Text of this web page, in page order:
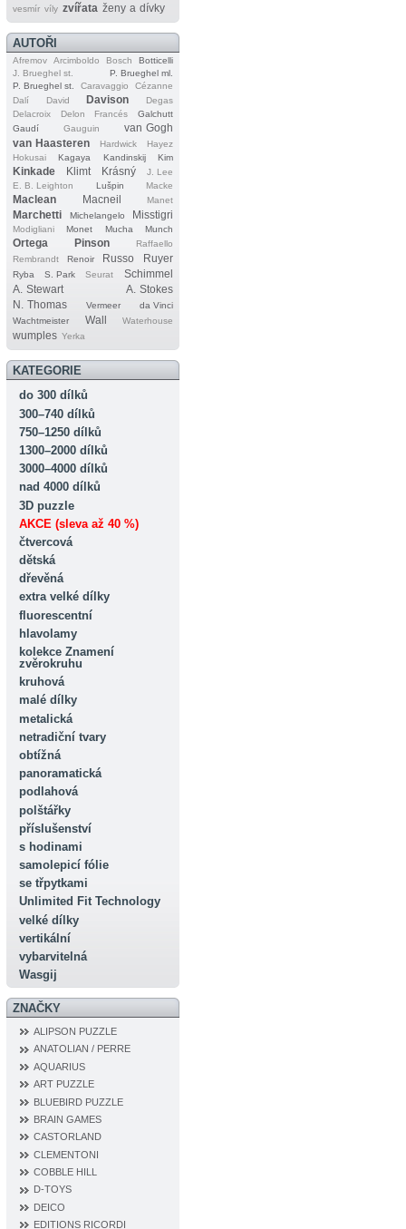
vesmír víly zvířata ženy a dívky
AUTOŘI
Afremov Arcimboldo Bosch
Botticelli
J. Brueghel st.
P. Brueghel ml.
P. Brueghel st.
Caravaggio
Cézanne
Dalí
David Davison
Degas
Delacroix
Delon Francés
Galchutt
Gaudí
Gauguin
van Gogh
van Haasteren
Hardwick
Hayez
Hokusai
Kagaya Kandinskij Kim
Kinkade Klimt Krásný
J. Lee
E. B. Leighton
Lušpin Macke
Maclean Macneil Manet
Marchetti Michelangelo Misstigri
Modigliani Monet Mucha Munch
Ortega Pinson
Raffaello
Rembrandt
Renoir Russo Ruyer
Ryba S. Park Seurat
Schimmel
A. Stewart
A. Stokes
N. Thomas
Vermeer
da Vinci
Wachtmeister
Wall Waterhouse
wumples Yerka
KATEGORIE
do 300 dílků
300–740 dílků
750–1250 dílků
1300–2000 dílků
3000–4000 dílků
nad 4000 dílků
3D puzzle
AKCE (sleva až 40 %)
čtvercová
dětská
dřevěná
extra velké dílky
fluorescentní
hlavolamy
kolekce Znamení
zvěrokruhu
kruhová
malé dílky
metalická
netradiční tvary
obtížná
panoramatická
podlahová
polštářky
příslušenství
s hodinami
samolepicí fólie
se třpytkami
Unlimited Fit Technology
velké dílky
vertikální
vybarvitelná
Wasgij
ZNAČKY
ALIPSON PUZZLE
ANATOLIAN / PERRE
AQUARIUS
ART PUZZLE
BLUEBIRD PUZZLE
BRAIN GAMES
CASTORLAND
CLEMENTONI
COBBLE HILL
D‐TOYS
DEICO
EDITIONS RICORDI